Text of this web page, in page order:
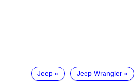
Jeep Jeep Wrangler